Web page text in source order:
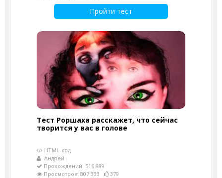
Пройти тест
Тест Роршаха расскажет, что сейчас
творится у вас в голове
HTML-код
Андрей
Прохождений: 516 889
Просмотров: 807 333
379